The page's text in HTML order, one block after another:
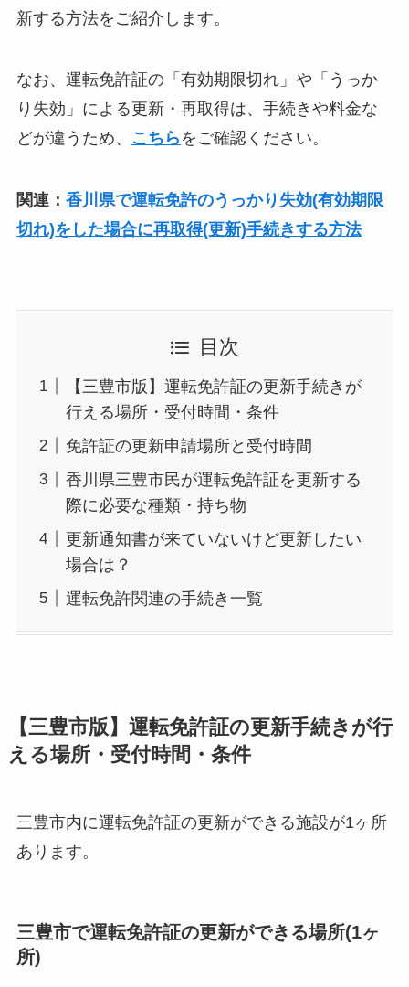
新する方法をご紹介します。
なお、運転免許証の「有効期限切れ」や「うっか
り失効」による更新・再取得は、手続きや料金な
どが違うため、
こちら をご確認ください。
関連： 香川県で運転免許のうっかり失効(有効期限
切れ)をした場合に再取得(更新)手続きする方法
目次
【三豊市版】運転免許証の更新手続きが
行える場所・受付時間・条件
免許証の更新申請場所と受付時間
香川県三豊市民が運転免許証を更新する
際に必要な種類・持ち物
更新通知書が来ていないけど更新したい
場合は？
運転免許関連の手続き一覧
【三豊市版】運転免許証の更新手続きが行
える場所・受付時間・条件
三豊市内に運転免許証の更新ができる施設が1ヶ所
あります。
三豊市で運転免許証の更新ができる場所(1ヶ
所)